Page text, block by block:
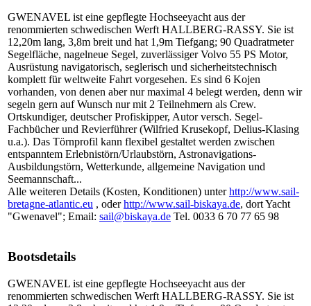
GWENAVEL ist eine gepflegte Hochseeyacht aus der
renommierten schwedischen Werft HALLBERG-RASSY. Sie ist
12,20m lang, 3,8m breit und hat 1,9m Tiefgang; 90 Quadratmeter
Segelfläche, nagelneue Segel, zuverlässiger Volvo 55 PS Motor,
Ausrüstung navigatorisch, seglerisch und sicherheitstechnisch
komplett für weltweite Fahrt vorgesehen. Es sind 6 Kojen
vorhanden, von denen aber nur maximal 4 belegt werden, denn wir
segeln gern auf Wunsch nur mit 2 Teilnehmern als Crew.
Ortskundiger, deutscher Profiskipper, Autor versch. Segel-
Fachbücher und Revierführer (Wilfried Krusekopf, Delius-Klasing
u.a.). Das Törnprofil kann flexibel gestaltet werden zwischen
entspanntem Erlebnistörn/Urlaubstörn, Astronavigations-
Ausbildungstörn, Wetterkunde, allgemeine Navigation und
Seemannschaft...
Alle weiteren Details (Kosten, Konditionen) unterhttp://www.sail-
bretagne-atlantic.eu , oderhttp://www.sail-biskaya.de, dort Yacht
"Gwenavel"; Email: sail@biskaya.de Tel. 0033 6 70 77 65 98
Bootsdetails
GWENAVEL ist eine gepflegte Hochseeyacht aus der
renommierten schwedischen Werft HALLBERG-RASSY. Sie ist